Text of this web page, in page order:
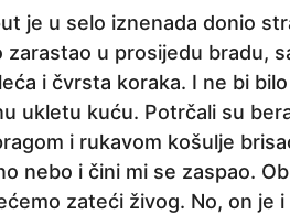
je u selo iznenada donio
u prosijedu bradu,
i čvrsta koraka. I ne bi
ukletu kuću. Potrčali su
i rukavom košulje
nebo i čini mi se zaspao.
zateći živog. No, on je